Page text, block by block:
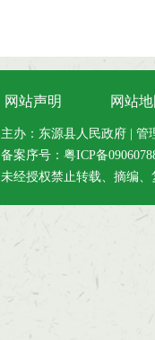
网站声明 网站
主办：东源县人民政府 | 管
备案序号： 粤ICP备
未经授权禁止转载、摘编